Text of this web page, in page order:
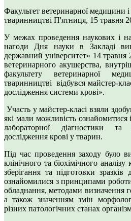
Факультет ветеринарної медицини і
тваринництві П'ятниця, 15 травня
У межах проведення наукових і
нагоди Дня науки в Закладі
державний університет» 14 травня
ветеринарного акушерства,
факультету ветеринарної
тваринництві відбувся майстер-
дослідження системи крові».
Участь у майстер-класі взяли
які мали можливість ознайомитися
лабораторної діагностики
дослідження крові у тварин.
Під час проведення заходу було
клінічного та біохімічного аналізу
зберігання та підготовки
ознайомилися з принципами
обладнання, методами визначення
а також значенням змін
різних патологічних станах